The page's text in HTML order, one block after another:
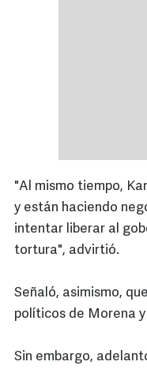
"Al mismo tiempo,
y están haciendo
intentar liberar al
tortura", advirtió.
Señaló, asimismo,
políticos de Morena
Sin embargo,